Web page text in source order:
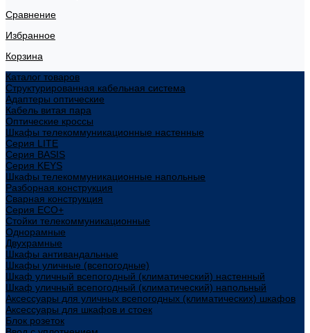
Сравнение
Избранное
Корзина
Каталог товаров
Структурированная кабельная система
Адаптеры оптические
Кабель витая пара
Оптические кроссы
Шкафы телекоммуникационные настенные
Cерия LITE
Cерия BASIS
Cерия KEYS
Шкафы телекоммуникационные напольные
Разборная конструкция
Сварная конструкция
Серия ECO+
Стойки телекоммуникационные
Однорамные
Двухрамные
Шкафы антивандальные
Шкафы уличные (всепогодные)
Шкаф уличный всепогодный (климатический) настенный
Шкаф уличный всепогодный (климатический) напольный
Аксессуары для уличных всепогодных (климатических) шкафов
Аксессуары для шкафов и стоек
Блок розеток